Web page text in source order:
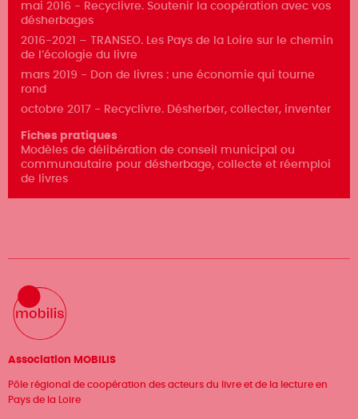
mai 2016 - Recyclivre. Soutenir la coopération avec vos
désherbages
2016-2021 – TRANSEO. Les Pays de la Loire sur le chemin
de l’écologie du livre
mars 2019 - Don de livres : une économie qui tourne
rond
octobre 2017 - Recyclivre. Désherber, collecter, inventer
Fiches pratiques
Modèles de délibération de conseil municipal ou
communautaire pour désherbage, collecte et réemploi
de livres
Association MOBILIS
Pôle régional de coopération des acteurs du livre et de la lecture en
Pays de la Loire